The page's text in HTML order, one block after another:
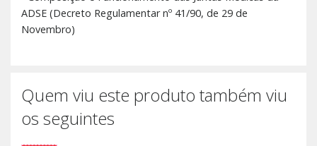
ADSE (Decreto Regulamentar nº 41/90, de 29 de
Novembro)
Quem viu este produto também viu
os seguintes